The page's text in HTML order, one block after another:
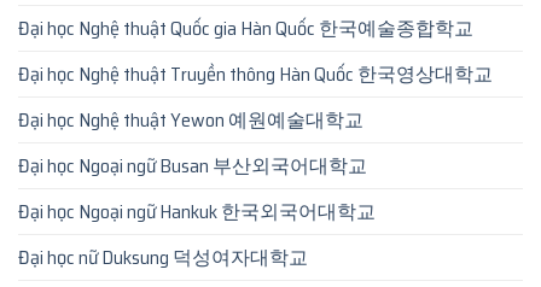
Đại học Nghệ thuật Quốc gia Hàn Quốc 한국예술종합학교
Đại học Nghệ thuật Truyền thông Hàn Quốc 한국영상대학교
Đại học Nghệ thuật Yewon 예원예술대학교
Đại học Ngoại ngữ Busan 부산외국어대학교
Đại học Ngoại ngữ Hankuk 한국외국어대학교
Đại học nữ Duksung 덕성여자대학교